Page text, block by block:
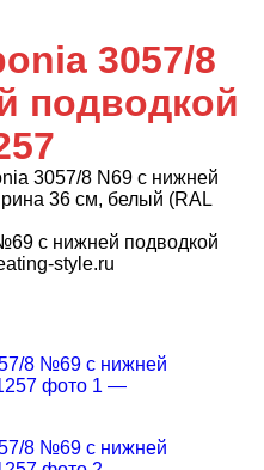
3057/8
подводкой
3057/8 N69 с нижней
36 см, белый (RAL